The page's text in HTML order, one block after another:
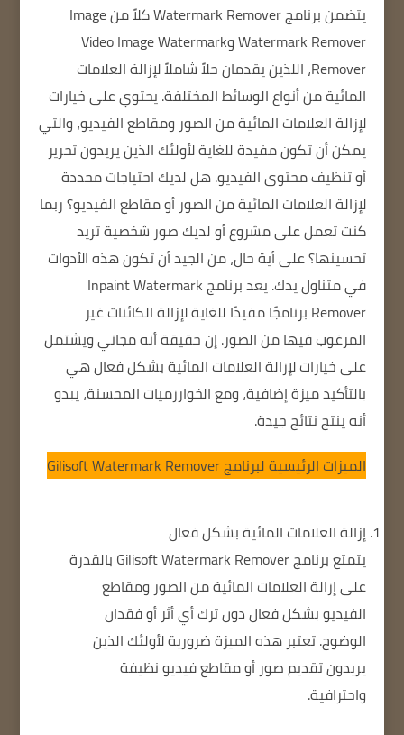
يتضمن برنامج Watermark Remover
كلاً من Image
Watermark Remover وVideo Image Watermark
Remover، اللذين يقدمان حلاً شاملاً لإزالة العلامات
المائية من أنواع الوسائط المختلفة. يحتوي على خيارات
لإزالة العلامات المائية من الصور ومقاطع الفيديو، والتي
يمكن أن تكون مفيدة للغاية لأولئك الذين يريدون تحرير
أو تنظيف محتوى الفيديو. هل لديك احتياجات محددة
لإزالة العلامات المائية من الصور أو مقاطع الفيديو؟ ربما
كنت تعمل على مشروع أو لديك صور شخصية تريد
تحسينها؟ على أية حال، من الجيد أن تكون هذه الأدوات
في متناول يدك. يعد برنامج Inpaint Watermark
Remover برنامجًا مفيدًا للغاية لإزالة الكائنات غير
المرغوب فيها من الصور. إن حقيقة أنه مجاني ويشتمل
على خيارات لإزالة العلامات المائية بشكل فعال هي
بالتأكيد ميزة إضافية، ومع الخوارزميات المحسنة، يبدو
أنه ينتج نتائج جيدة.
الميزات الرئيسية لبرنامج Gilisoft Watermark Remover
إزالة العلامات المائية بشكل فعال
يتمتع برنامج Gilisoft Watermark Remover بالقدرة
على إزالة العلامات المائية من الصور ومقاطع
الفيديو بشكل فعال دون ترك أي أثر أو فقدان
الوضوح. تعتبر هذه الميزة ضرورية لأولئك الذين
يريدون تقديم صور أو مقاطع فيديو نظيفة
واحترافية.